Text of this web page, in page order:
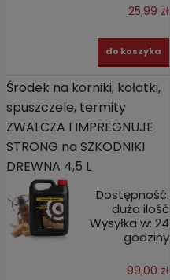
25,99 zł
do koszyka
Środek na korniki, kołatki,
spuszczele, termity
ZWALCZA I IMPREGNUJE
STRONG na SZKODNIKI
DREWNA 4,5 L
Dostępność:
duża ilość
Wysyłka w: 24
godziny
99,00 zł